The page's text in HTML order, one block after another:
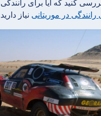
کنید که آیا برای
رانندگی در موریتانی نیاز